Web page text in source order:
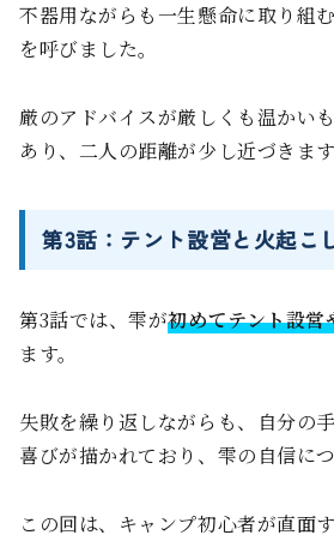
不器用ながらも一生懸命に取り組
を呼びました。
厳のアドバイスが厳しくも温かい
あり、二人の距離が少し近づきます
第3話：テント設営と火起こ
第3話では、雫が初めてテント設
ます。
失敗を繰り返しながらも、自分の
喜びが描かれており、雫の自信に
この回は、キャンプ初心者が直面